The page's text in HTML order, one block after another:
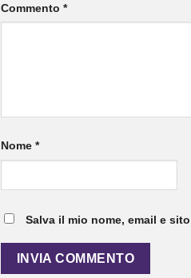
Commento *
Nome *
Salva il mio nome, email e